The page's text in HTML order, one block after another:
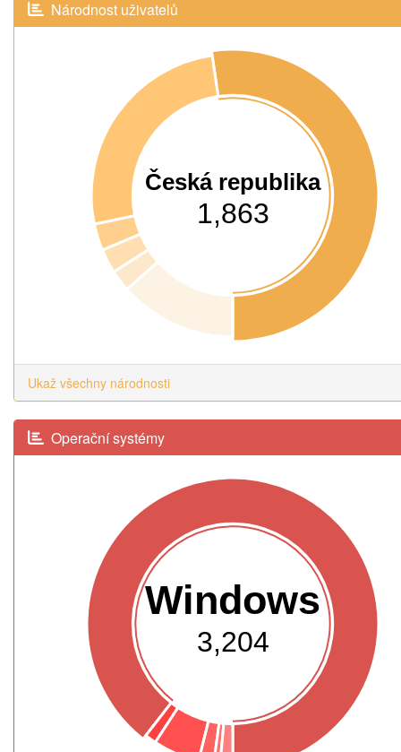
Národnost uživatelů
Česká republika
1,863
Ukaž všechny národnosti
Operační systémy
Windows
3,204